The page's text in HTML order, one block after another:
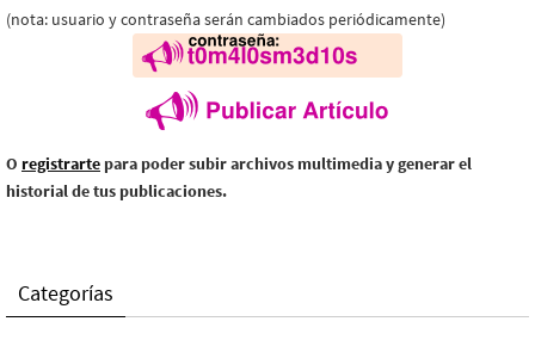
(nota: usuario y contraseña serán cambiados periódicamente)
O registrarte para poder subir archivos multimedia y generar el
historial de tus publicaciones.
Categorías